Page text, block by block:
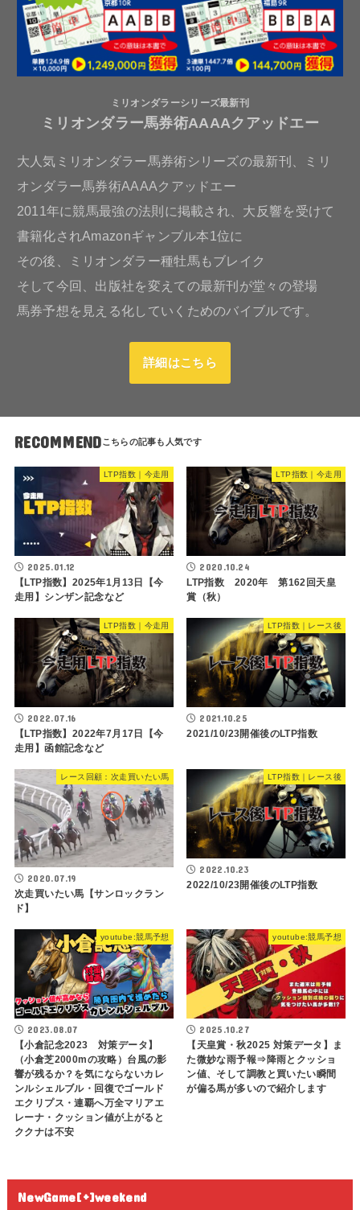
ミリオンダラーシリーズ最新刊
ミリオンダラー馬券術AAAAクアッドエー
大人気ミリオンダラー馬券術シリーズの最新刊、ミリ
オンダラー馬券術AAAAクアッドエー
2011年に競馬最強の法則に掲載され、大反響を受けて
書籍化されAmazonギャンブル本1位に
その後、ミリオンダラー種牡馬もブレイク
そして今回、出版社を変えての最新刊が堂々の登場
馬券予想を見える化していくためのバイブルです。
詳細はこちら
RECOMMEND
LTP指数｜今走用
2025.01.12
【LTP指数】2025年1月13日【今
走用】シンザン記念など
LTP指数｜今走用
2020.10.24
LTP指数 2020年 第162回天皇
賞（秋）
LTP指数｜今走用
2022.07.16
【LTP指数】2022年7月17日【今
走用】函館記念など
LTP指数｜レース後
2021.10.25
2021/10/23開催後のLTP指数
レース回顧：次走買いたい馬
2020.07.19
次走買いたい馬【サンロックラン
ド】
LTP指数｜レース後
2022.10.23
2022/10/23開催後のLTP指数
youtube:競馬予想
2023.08.07
【小倉記念2023 対策データ】
（小倉芝2000mの攻略）台風の影
響が残るか？を気にならないカレ
ンルシェルブル・回復でゴールド
エクリプス・連覇へ万全マリアエ
レーナ・クッション値が上がると
ククナは不安
youtube:競馬予想
2025.10.27
【天皇賞・秋2025 対策データ】ま
た微妙な雨予報⇒降雨とクッショ
ン値、そして調教と買いたい瞬間
が偏る馬が多いので紹介します
NewGame[+]weekend